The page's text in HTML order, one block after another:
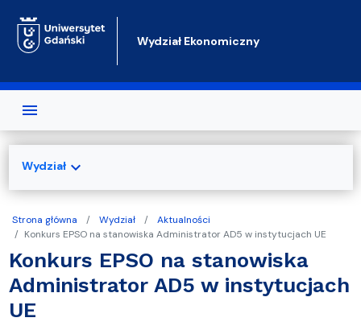
Wydział Ekonomiczny
Strona główna Wydział
Aktualności
Konkurs EPSO na stanowiska Administrator AD5 w instytucjach UE
Konkurs EPSO na stanowiska
Administrator AD5 w instytucjach
UE
Wydziałexpand_more